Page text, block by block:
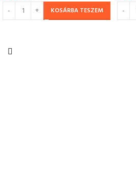
KOSÁRBA TESZEM